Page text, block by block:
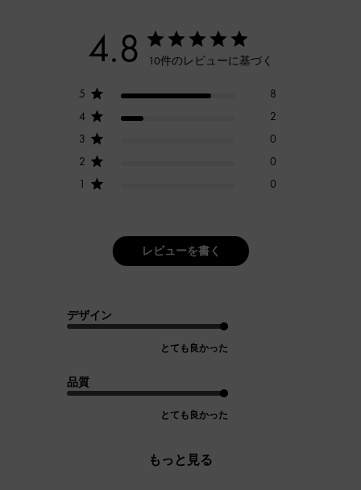
4.8 10件のレビューに基づく
5
8
4
2
3
0
2
0
1
0
レビューを書く
デザイン
とても良かった
品質
とても良かった
もっと見る